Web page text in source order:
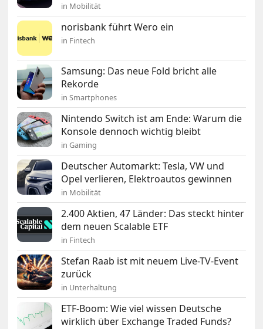
in Mobilität
norisbank führt Wero ein
in Fintech
Samsung: Das neue Fold bricht alle
Rekorde
in Smartphones
Nintendo Switch ist am Ende: Warum die
Konsole dennoch wichtig bleibt
in Gaming
Deutscher Automarkt: Tesla, VW und
Opel verlieren, Elektroautos gewinnen
in Mobilität
2.400 Aktien, 47 Länder: Das steckt hinter
dem neuen Scalable ETF
in Fintech
Stefan Raab ist mit neuem Live-TV-Event
zurück
in Unterhaltung
ETF-Boom: Wie viel wissen Deutsche
wirklich über Exchange Traded Funds?